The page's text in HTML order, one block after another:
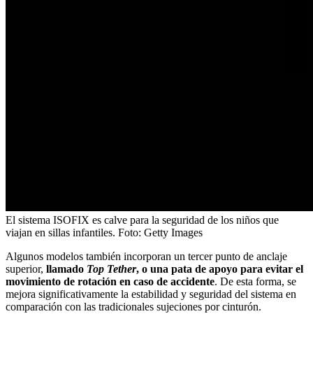
El sistema ISOFIX es calve para la seguridad de los niños que
viajan en sillas infantiles. Foto: Getty Images
Algunos modelos también incorporan un tercer punto de anclaje
superior, llamado Top Tether, o una pata de apoyo para evitar el
movimiento de rotación en caso de accidente. De esta forma, se
mejora significativamente la estabilidad y seguridad del sistema en
comparación con las tradicionales sujeciones por cinturón.